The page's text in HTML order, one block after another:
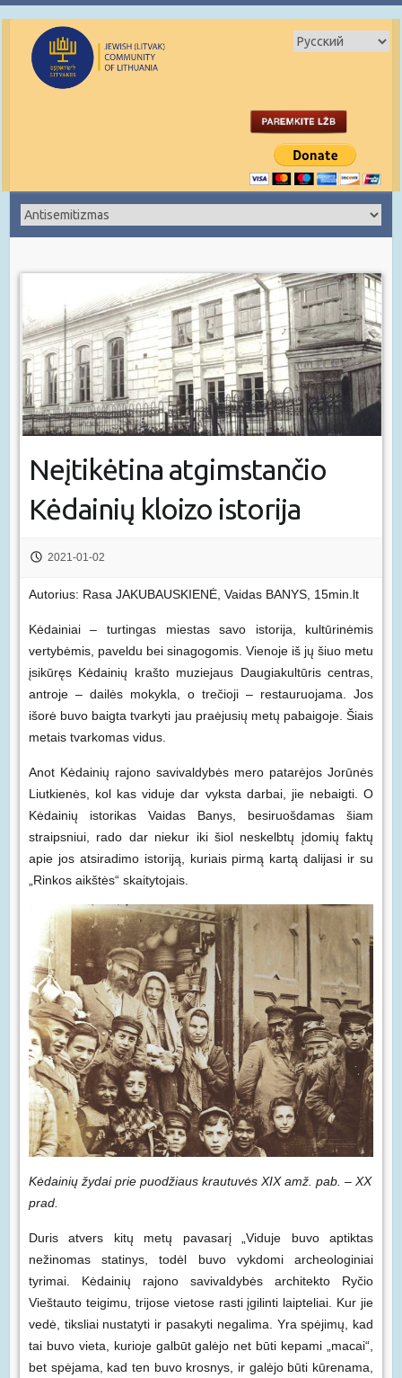
Neįtikėtina atgimstančio
Kėdainių kloizo istorija
2021-01-02
Autorius: Rasa JAKUBAUSKIENĖ, Vaidas BANYS, 15min.lt
Kėdainiai – turtingas miestas savo istorija, kultūrinėmis
vertybėmis, paveldu bei sinagogomis. Vienoje iš jų šiuo metu
įsikūręs Kėdainių krašto muziejaus Daugiakultūris centras,
antroje – dailės mokykla, o trečioji – restauruojama. Jos
išorė buvo baigta tvarkyti jau praėjusių metų pabaigoje. Šiais
metais tvarkomas vidus.
Anot Kėdainių rajono savivaldybės mero patarėjos Jorūnės
Liutkienės, kol kas viduje dar vyksta darbai, jie nebaigti. O
Kėdainių istorikas Vaidas Banys, besiruošdamas šiam
straipsniui, rado dar niekur iki šiol neskelbtų įdomių faktų
apie jos atsiradimo istoriją, kuriais pirmą kartą dalijasi ir su
„Rinkos aikštės“ skaitytojais.
Kėdainių žydai prie puodžiaus krautuvės XIX amž. pab. – XX
prad.
Duris atvers kitų metų pavasarį „Viduje buvo aptiktas
nežinomas statinys, todėl buvo vykdomi archeologiniai
tyrimai. Kėdainių rajono savivaldybės architekto Ryčio
Vieštauto teigimu, trijose vietose rasti įgilinti laipteliai. Kur jie
vedė, tiksliai nustatyti ir pasakyti negalima. Yra spėjimų, kad
tai buvo vieta, kurioje galbūt galėjo net būti kepami „macai“,
bet spėjama, kad ten buvo krosnys, ir galėjo būti kūrenama,